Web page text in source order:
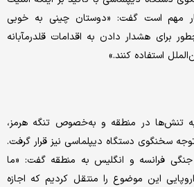
مهم است گفت: «دوستان چینی‌ به خوبی
برای هشدار دادن به اقدامات قلدرمآبانه
استفاده کنند.»
تنش‌ها در منطقه و به‌خصوص تنگه هرمز،
سخنگوی دستگاه دیپلماسی نیز قرار گرفت.
جنگی فرانسه و انگلیس به منطقه گفت: «ما
این موضوع را منتقل کردیم که اجازه